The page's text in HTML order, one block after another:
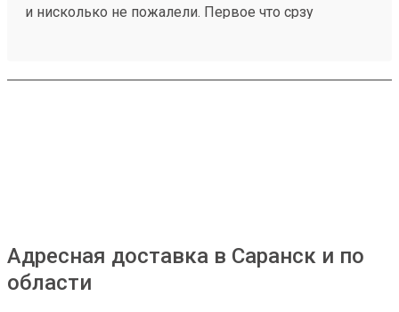
и нисколько не пожалели. Первое что срзу
Сроки доставки тоже отличные. Из Питера в Пензу
Адресная доставка в Саранск и по
области